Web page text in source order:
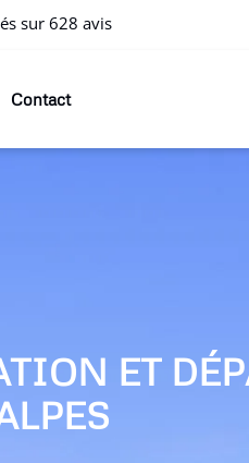
sur 628 avis
Contact
ET